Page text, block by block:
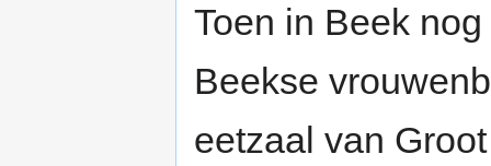
Toen in Beek
Beekse
eetzaal van